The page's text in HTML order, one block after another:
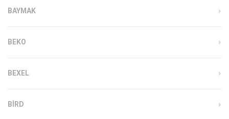
BAYMAK
BEKO
BEXEL
BIRD